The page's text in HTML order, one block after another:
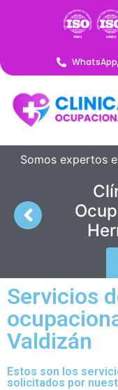
WhatsApp
Somos expertos
Servicios
Valdizán
Estos son los
solicitados por